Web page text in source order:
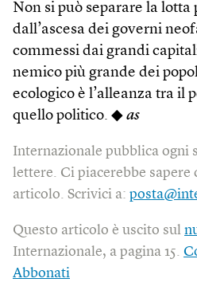
Non si può separare la lotta
dall’ascesa dei governi
commessi dai grandi
nemico più grande dei
ecologico è l’alleanza tra il
quello politico. ◆ as
Internazionale pubblica ogni
lettere. Ci piacerebbe sapere
articolo. Scrivici a:
Questo articolo è uscito sul
Internazionale, a pagina 15.
Abbonati